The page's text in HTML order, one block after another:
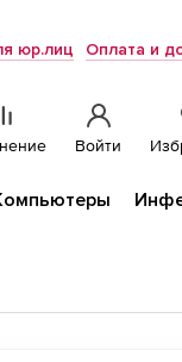
юр.лиц Оплата и
Войти